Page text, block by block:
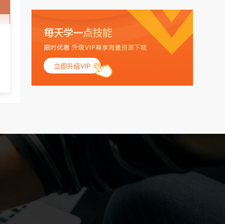
女性的卵子质量相对较高。不过，不同卵子
库的具体年龄要求可能有所不同。 身体质量
指数（BMI）：捐赠者的BMI通常需要在正常
范围内，以确保其身体健康状况良好。过高
的BMI可能与多种健康问题相关联，包括不孕
症和妊娠并发症。 生殖健康：捐赠者需要有
规律的月经期，无生殖障碍或异常问题。此
精神病史和传染病史。这通常需要通过基因
检查，包括乙肝、丙肝、HIV、梅毒等。这些
检查旨在确保捐赠者未携带任何可传染给受
卵者的病原体。 药物与生活习惯：捐赠者需
要是非尼古丁使用者、非吸烟者、非吸毒
立即升级VIP